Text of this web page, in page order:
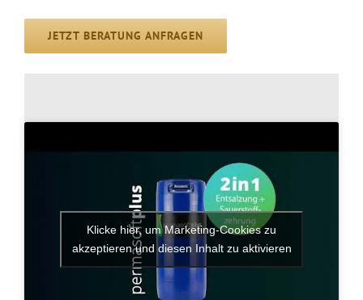
JETZT BERATUNG ANFRAGEN
Klicke hier, um Marketing-Cookies zu
akzeptieren und diesen Inhalt zu aktivieren